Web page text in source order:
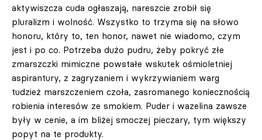
aktywiszcza cuda ogłaszają, nareszcie zrobił się
pluralizm i wolność. Wszystko to trzyma się na słowo
honoru, który to, ten honor, nawet nie wiadomo, czym
jest i po co. Potrzeba dużo pudru, żeby pokryć złe
zmarszczki mimiczne powstałe wskutek ośmioletniej
aspirantury, z zagryzaniem i wykrzywianiem warg
tudzież marszczeniem czoła, zasromanego koniecznością
robienia interesów ze smokiem. Puder i wazelina zawsze
były w cenie, a im bliżej smoczej pieczary, tym większy
popyt na te produkty.